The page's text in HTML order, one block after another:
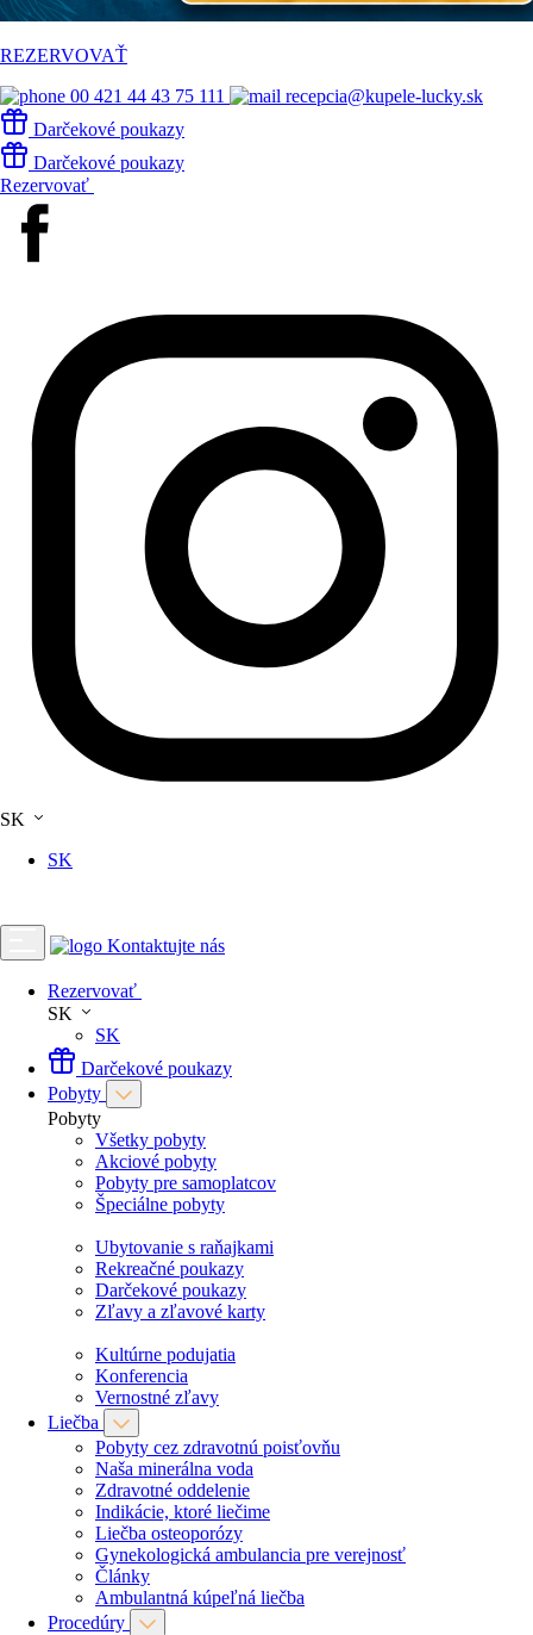
REZERVOVAŤ
00 421 44 43 75 111
recepcia@kupele-lucky.sk
Darčekové poukazy
Darčekové poukazy
Rezervovať
SK
SK
Kontaktujte nás
Rezervovať
SK
SK
Darčekové poukazy
Pobyty
Pobyty
Všetky pobyty
Akciové pobyty
Pobyty pre samoplatcov
Špeciálne pobyty
Ubytovanie s raňajkami
Rekreačné poukazy
Darčekové poukazy
Zľavy a zľavové karty
Kultúrne podujatia
Konferencia
Vernostné zľavy
Liečba
Pobyty cez zdravotnú poisťovňu
Naša minerálna voda
Zdravotné oddelenie
Indikácie, ktoré liečime
Liečba osteoporózy
Gynekologická ambulancia pre verejnosť
Články
Ambulantná kúpeľná liečba
Procedúry